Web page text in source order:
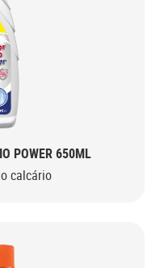
POWER 650ML
calcário